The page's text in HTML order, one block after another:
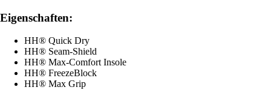
Eigenschaften:
HH® Quick Dry
HH® Seam-Shield
HH® Max-Comfort Insole
HH® FreezeBlock
HH® Max Grip